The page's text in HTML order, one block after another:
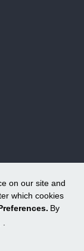
on our site and
which cookies
By
.